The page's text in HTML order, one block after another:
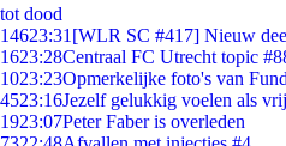
tot dood
14623:31 [WLR SC #417] Nieuw
1623:28Centraal FC Utrecht topic
1023:23Opmerkelijke foto's van
4523:16Jezelf gelukkig voelen als
1923:07Peter Faber is overleden